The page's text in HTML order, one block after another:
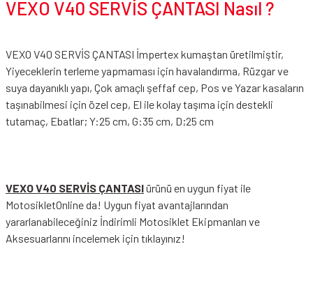
VEXO V40 SERVİS ÇANTASI Nasıl ?
VEXO V40 SERVİS ÇANTASI İmpertex kumaştan üretilmiştir,
Yiyeceklerin terleme yapmaması için havalandırma, Rüzgar ve
suya dayanıklı yapı, Çok amaçlı şeffaf cep, Pos ve Yazar kasaların
taşınabilmesi için özel cep, El ile kolay taşıma için destekli
tutamaç, Ebatlar; Y:25 cm, G:35 cm, D;25 cm
VEXO V40 SERVİS ÇANTASIürünü en uygun fiyat ile
MotosikletOnline da! Uygun fiyat avantajlarından
yararlanabileceğiniz İndirimli Motosiklet Ekipmanları ve
Aksesuarlarını incelemek için tıklayınız!